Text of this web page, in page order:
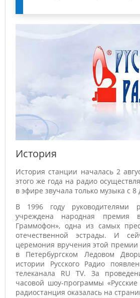
История
История станции началась 2
этого же года на радио
в эфире звучала только музыка с 8
В 1996 году руководителями
учреждена народная премия
Граммофон», одна из самых
отечественной эстрады. И
церемония вручения этой
в Петербургском Ледовом
истории Русского Радио
телеканала RU TV. За
часовой шоу-программы
радиостанция оказалась на